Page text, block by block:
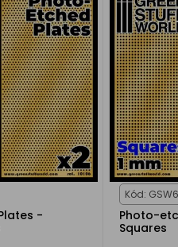
-
Kód:
Photo-
Squares